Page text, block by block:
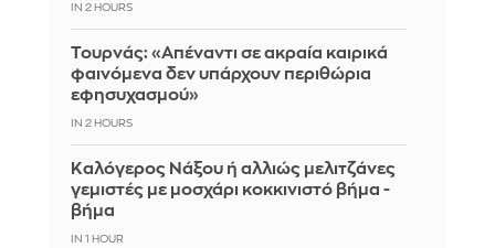
IN 2 HOURS
Τουρνάς: «Απέναντι σε ακραία καιρικά
φαινόμενα δεν υπάρχουν περιθώρια
εφησυχασμού»
IN 2 HOURS
Καλόγερος Νάξου ή αλλιώς μελιτζάνες
γεμιστές με μοσχάρι κοκκινιστό βήμα -
βήμα
IN 1 HOUR